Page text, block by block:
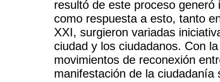
resultó de este proceso
como respuesta a esto, tanto
XXI, surgieron variadas
ciudad y los ciudadanos. Con
movimientos de reconexión
manifestación de la